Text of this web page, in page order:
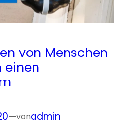
von Menschen
einen
—vonadmin